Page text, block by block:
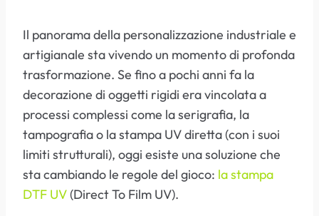
Il panorama della personalizzazione industriale e
artigianale sta vivendo un momento di profonda
trasformazione. Se fino a pochi anni fa la
decorazione di oggetti rigidi era vincolata a
processi complessi come la serigrafia, la
tampografia o la stampa UV diretta (con i suoi
limiti strutturali), oggi esiste una soluzione che
sta cambiando le regole del gioco: la stampa
DTF UV(Direct To Film UV).